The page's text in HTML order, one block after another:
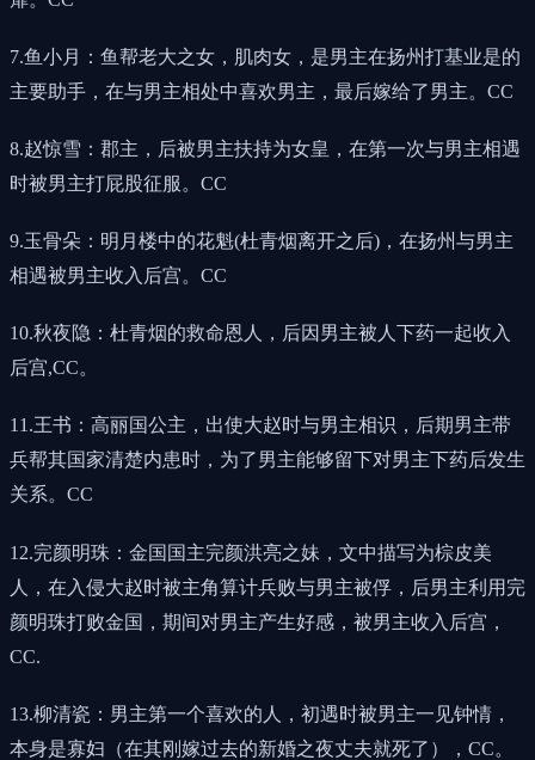
7.鱼小月：鱼帮老大之女，肌肉女，是男主在扬州打基业是的
主要助手，在与男主相处中喜欢男主，最后嫁给了男主。CC
8.赵惊雪：郡主，后被男主扶持为女皇，在第一次与男主相遇
时被男主打屁股征服。CC
9.玉骨朵：明月楼中的花魁(杜青烟离开之后)，在扬州与男主
相遇被男主收入后宫。CC
10.秋夜隐：杜青烟的救命恩人，后因男主被人下药一起收入
后宫,CC。
11.王书：高丽国公主，出使大赵时与男主相识，后期男主带
兵帮其国家清楚内患时，为了男主能够留下对男主下药后发生
关系。CC
12.完颜明珠：金国国主完颜洪亮之妹，文中描写为棕皮美
人，在入侵大赵时被主角算计兵败与男主被俘，后男主利用完
颜明珠打败金国，期间对男主产生好感，被男主收入后宫，
CC.
13.柳清瓷：男主第一个喜欢的人，初遇时被男主一见钟情，
本身是寡妇（在其刚嫁过去的新婚之夜丈夫就死了），CC。